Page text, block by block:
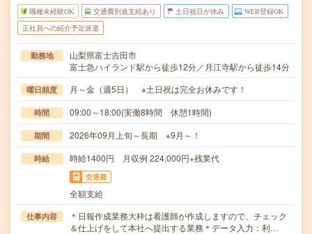
職種未経験OK 交通費別途支給あり 土日祝日が休み WEB登録OK
正社員への紹介予定派遣
勤務地
山梨県富士吉田市
富士急ハイランド駅から徒歩12分／月江寺駅から徒歩14分
曜日頻度 月～金（週5日） ※土日祝は完全お休みです！
時間 09:00～18:00(実働8時間 休憩1時間)
期間 2026年09月上旬～長期 ※9月～！
時給 時給1400円 月収例 224,000円+残業代
交通費
全額支給
仕事内容
＊日報作成業務大枠は看護師が作成しますので、チェック
＆仕上げをして本社へ提出する業務＊データ入力：利…